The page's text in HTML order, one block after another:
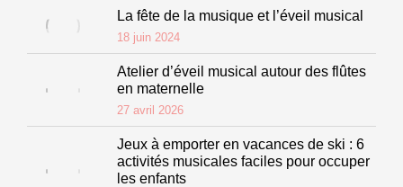
La fête de la musique et l’éveil musical
18 juin 2024
Atelier d’éveil musical autour des flûtes
en maternelle
27 avril 2026
Jeux à emporter en vacances de ski : 6
activités musicales faciles pour occuper
les enfants